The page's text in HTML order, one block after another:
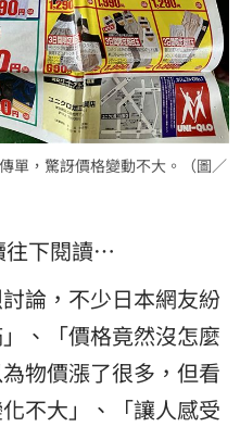
單，驚訝價格變動不大。（圖／
往下閱讀…
論，不少日本網友紛
、「價格竟然沒怎麼
物價漲了很多，但看
不大」、「讓人感受